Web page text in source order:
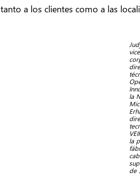
tanto a los clientes como a las
la
la
de